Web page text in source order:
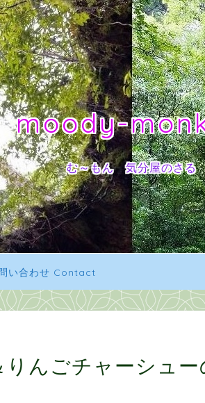
moody-
む～もん 気分屋のさる
い合わせ Contact
んごチャーシュー